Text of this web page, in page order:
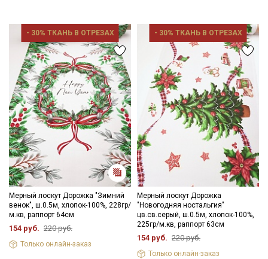
- 30% ТКАНЬ В ОТРЕЗАХ
Мерный лоскут Дорожка "Зимний
венок", ш.0.5м, хлопок-100%, 228гр/
м.кв, раппорт 64см
154 руб. 220 руб.
Только онлайн-заказ
- 30% ТКАНЬ В ОТРЕЗАХ
Мерный лоскут Дорожка
"Новогодняя ностальгия"
цв.св.серый, ш.0.5м, хлопок-100%,
225гр/м.кв, раппорт 63см
154 руб. 220 руб.
Только онлайн-заказ
Подписаться
Ознакомлен(а) сПолитикой обработки персональных
данных и даю Согласие на обработку персональных
данных
ДаюСогласие на получение рекламных и
информационных рассылок